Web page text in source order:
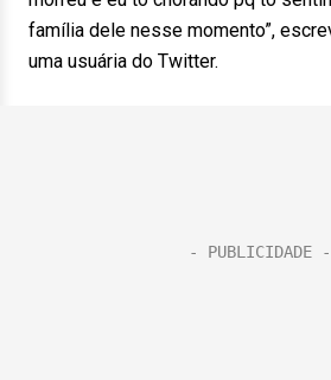
família dele nesse momento”,
uma usuária do Twitter.